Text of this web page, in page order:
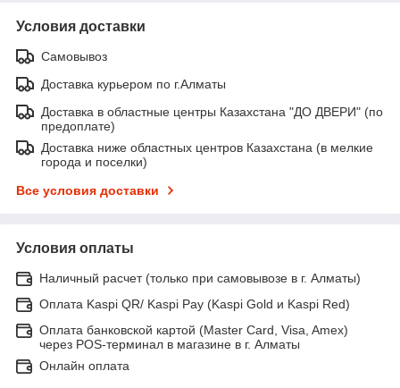
Условия доставки
Самовывоз
Доставка курьером по г.Алматы
Доставка в областные центры Казахстана "ДО ДВЕРИ" (по
предоплате)
Доставка ниже областных центров Казахстана (в мелкие
города и поселки)
Все условия доставки
Условия оплаты
Наличный расчет (только при самовывозе в г. Алматы)
Оплата Kaspi QR/ Kaspi Pay (Kaspi Gold и Kaspi Red)
Оплата банковской картой (Master Card, Visa, Amex)
через POS-терминал в магазине в г. Алматы
Онлайн оплата